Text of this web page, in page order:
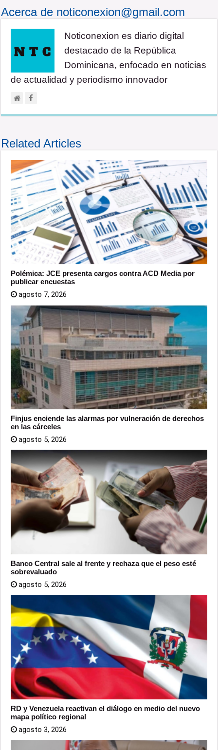
Acerca de noticonexion@gmail.com
Noticonexion es diario digital
destacado de la República
Dominicana, enfocado en noticias
de actualidad y periodismo innovador
Related Articles
Polémica: JCE presenta cargos contra ACD Media por
publicar encuestas
agosto 7, 2026
Finjus enciende las alarmas por vulneración de derechos
en las cárceles
agosto 5, 2026
Banco Central sale al frente y rechaza que el peso esté
sobrevaluado
agosto 5, 2026
RD y Venezuela reactivan el diálogo en medio del nuevo
mapa político regional
agosto 3, 2026